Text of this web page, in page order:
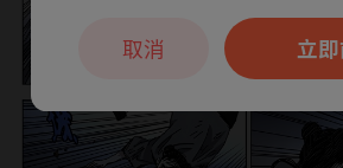
本章节仅支持App阅读，可
户7天免费看
立
取消